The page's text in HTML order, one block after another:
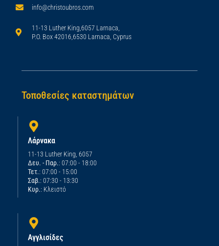
info@christoubros.com
11-13 Luther King,6057 Larnaca,
P.O. Box 42016,6530 Larnaca, Cyprus
Τοποθεσίες καταστημάτων
Λάρνακα
11-13 Luther King, 6057
Δευ. - Παρ.: 07:00 - 18:00
Τετ.: 07:00 - 15:00
Σαβ.: 07:30 - 13:30
Κυρ.: Κλειστό
Αγγλισίδες